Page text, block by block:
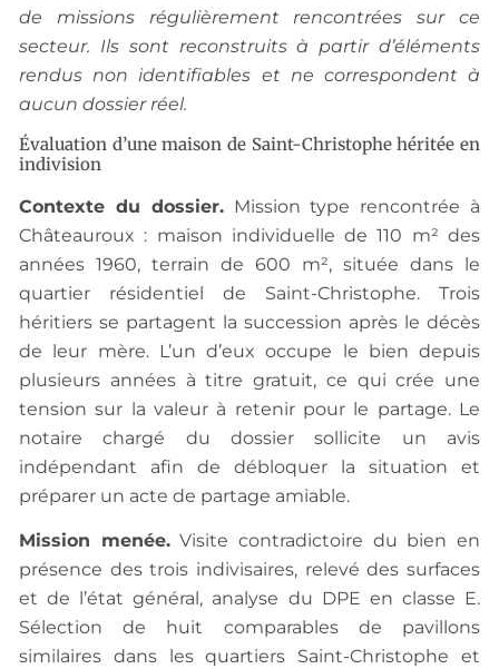
de missions régulièrement rencontrées sur ce
secteur. Ils sont reconstruits à partir d’éléments
rendus non identifiables et ne correspondent à
aucun dossier réel.
Évaluation d’une maison de Saint-Christophe héritée en
indivision
Contexte du dossier.Mission type rencontrée à
Châteauroux : maison individuelle de 110 m² des
années 1960, terrain de 600 m², située dans le
quartier résidentiel de Saint-Christophe. Trois
héritiers se partagent la succession après le décès
de leur mère. L’un d’eux occupe le bien depuis
plusieurs années à titre gratuit, ce qui crée une
tension sur la valeur à retenir pour le partage. Le
notaire chargé du dossier sollicite un avis
indépendant afin de débloquer la situation et
préparer un acte de partage amiable.
Mission menée.Visite contradictoire du bien en
présence des trois indivisaires, relevé des surfaces
et de l’état général, analyse du DPE en classe E.
Sélection de huit comparables de pavillons
similaires dans les quartiers Saint-Christophe et